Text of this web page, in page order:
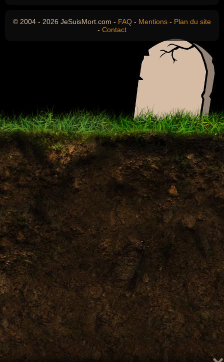
© 2004 - 2026 JeSuisMort.com - FAQ - Mentions - Plan du site
- Contact